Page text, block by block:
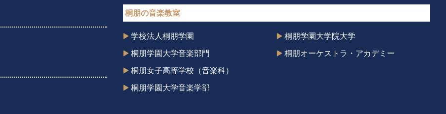
桐朋の音楽教室
学校法人桐朋学園
桐朋学園大学音楽部門
桐朋女子高等学校（音楽科）
桐朋学園大学音楽学部
桐朋学園大学院大学
桐朋オーケストラ・アカデミー